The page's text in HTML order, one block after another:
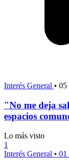
Interés General • 05
"No me deja
espacios
Lo más visto
1
Interés General • 01